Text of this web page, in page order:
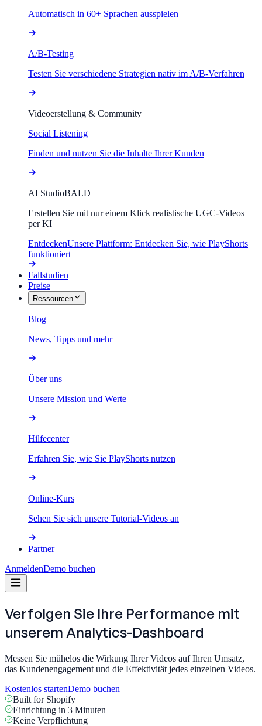
Automatisch in 60+ Sprachen ausspielen
A/B-Testing
Testen Sie verschiedene Strategien nativ im A/B-Verfahren
Videoerstellung & Community
Social Listening
Finden und nutzen Sie die Inhalte Ihrer Kunden
AI StudioBALD
Erstellen Sie mit nur einem Klick realistische UGC-Videos
per KI
EntdeckenUnsere Plattform: Entdecken Sie, wie PlayShorts
funktioniert
Fallstudien
Preise
Ressourcen
Blog
News, Tipps und mehr
Über uns
Unsere Mission und Werte
Hilfecenter
Erfahren Sie, wie Sie PlayShorts nutzen
Online-Kurs
Sehen Sie sich unsere Tutorial-Videos an
Partner
AnmeldenDemo buchen
Verfolgen Sie Ihre Performance mit
unserem Analytics-Dashboard
Messen Sie mühelos die Wirkung Ihrer Videos auf Ihren Umsatz,
das Kundenengagement und die Effektivität jedes einzelnen Videos.
Kostenlos startenDemo buchen
Built for Shopify
Einrichtung in 3 Minuten
Keine Verpflichtung